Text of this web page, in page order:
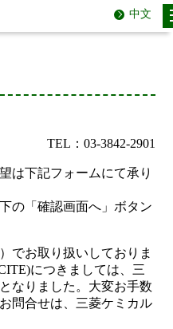
中文
TEL：03-3842-2901
は下記フォームにて承り
の「確認画面へ」ボタン
でお取り扱いしておりま
につきましては、三
なりました。大変お手数
問合せは、三菱ケミカル